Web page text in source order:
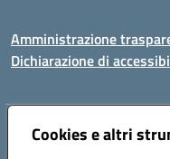
Cookies e altri
Amministrazione
Dichiarazione di
Indirizzo:Via Tirso, 07011